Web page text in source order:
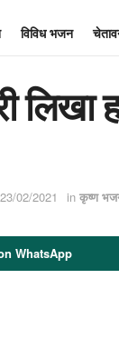
विविध भजन
लिखा
23/02/2021 in कृष्ण
WhatsApp